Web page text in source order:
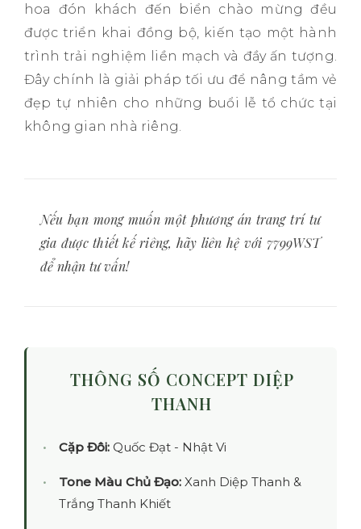
hoa đón khách đến biển chào mừng đều
được triển khai đồng bộ, kiến tạo một hành
trình trải nghiệm liền mạch và đầy ấn tượng.
Đây chính là giải pháp tối ưu để nâng tầm vẻ
đẹp tự nhiên cho những buổi lễ tổ chức tại
không gian nhà riêng.
Nếu bạn mong muốn một phương án trang trí tư
gia được thiết kế riêng, hãy liên hệ với 7799WST
để nhận tư vấn!
THÔNG SỐ CONCEPT DIỆP
THANH
Cặp Đôi: Quốc Đạt - Nhật Vi
Tone Màu Chủ Đạo: Xanh Diệp Thanh &
Trắng Thanh Khiết